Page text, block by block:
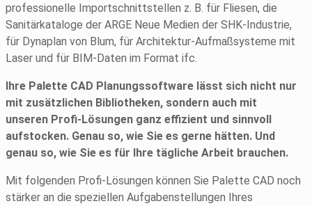
professionelle Importschnittstellen z. B. für Fliesen, die
Sanitärkataloge der ARGE Neue Medien der SHK-Industrie,
für Dynaplan von Blum, für Architektur-Aufmaßsysteme mit
Laser und für BIM-Daten im Format ifc.
Ihre Palette CAD Planungssoftware lässt sich nicht nur
mit zusätzlichen Bibliotheken, sondern auch mit
unseren Profi-Lösungen ganz effizient und sinnvoll
aufstocken. Genau so, wie Sie es gerne hätten. Und
genau so, wie Sie es für Ihre tägliche Arbeit brauchen.
Mit folgenden Profi-Lösungen können Sie Palette CAD noch
stärker an die speziellen Aufgabenstellungen Ihres